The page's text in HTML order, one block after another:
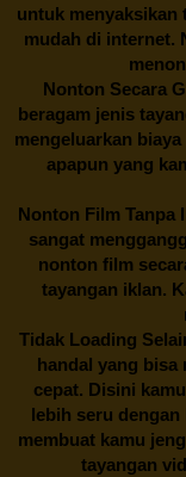
untuk menyaksikan
mudah di internet.
Nonton Secara
beragam jenis
mengeluarkan
apapun yang
Nonton Film Tanpa
sangat
nonton film
tayangan iklan.
Tidak Loading
handal yang bisa
cepat. Disini
lebih seru
membuat kamu
tayangan